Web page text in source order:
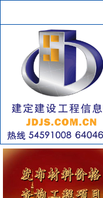
PVC窗帘 [采购中]
变配电
[采购中]
防雷接地 [采购中]
油漆涂料 [采购中]
电梯空调系统
[采购中]
火灾自动报警系统 [采购中]
管材管件 [采购中]
交通标识牌 [采购中]
消防工程
[采购中]